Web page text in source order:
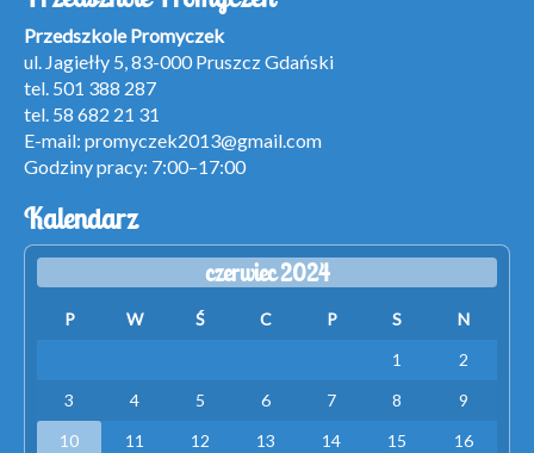
Przedszkole Promyczek
ul. Jagiełły 5, 83-000 Pruszcz Gdański
tel. 501 388 287
tel. 58 682 21 31
E-mail: promyczek2013@gmail.com
Godziny pracy: 7:00–17:00
Kalendarz
czerwiec 2024
P W Ś C P S
N
1
2
3
4 5 6 7 8
9
10
11 12 13 14 15
16